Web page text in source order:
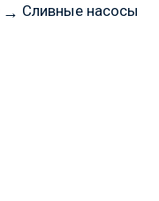
→ Сливные насосы